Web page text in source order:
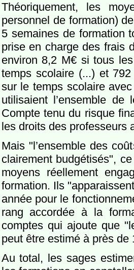
Théoriquement, les
personnel de formation)
5 semaines de formation
prise en charge des frais
environ 8,2 M€ si tous
temps scolaire (...) et
sur le temps scolaire
utilisaient l’ensemble de
Compte tenu du risque
les droits des professeurs
Mais "l’ensemble des
clairement budgétisés",
moyens réellement
formation. Ils
année pour le
rang accordée à la
comptes qui ajoute que
peut être estimé à près de
Au total, les sages